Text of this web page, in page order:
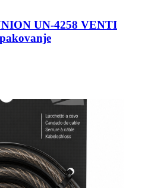
UN-4258 VENTI